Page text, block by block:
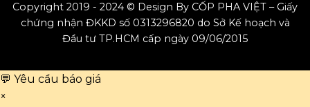
Copyright 2019 - 2024 © Design By CỐP PHA VIỆT – Giấy
chứng nhận ĐKKD số 0313296820 do Sở Kế hoạch và
Đầu tư TP.HCM cấp ngày 09/06/2015
💬 Yêu cầu báo giá
×